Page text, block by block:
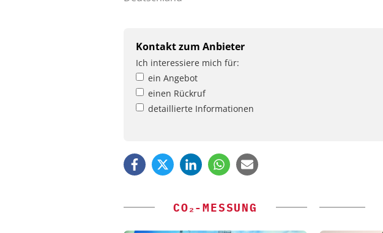
Kontakt zum Anbieter
Ich interessiere mich für:
ein Angebot
einen Rückruf
detaillierte Informationen
CO₂-MESSUNG